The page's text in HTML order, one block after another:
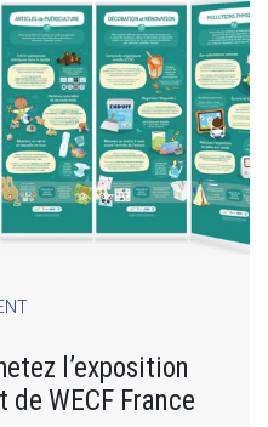
l’exposition
WECF France